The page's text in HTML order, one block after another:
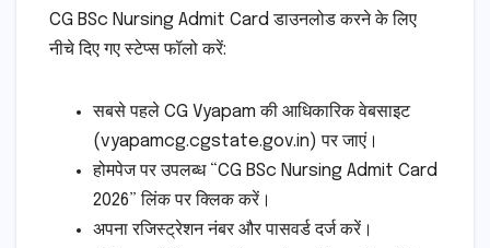
CG BSc Nursing Admit Card डाउनलोड करने के लिए
नीचे दिए गए स्टेप्स फॉलो करें:
सबसे पहले CG Vyapam की आधिकारिक वेबसाइट
(vyapamcg.cgstate.gov.in) पर जाएं।
होमपेज पर उपलब्ध “CG BSc Nursing Admit Card
2026” लिंक पर क्लिक करें।
अपना रजिस्ट्रेशन नंबर और पासवर्ड दर्ज करें।